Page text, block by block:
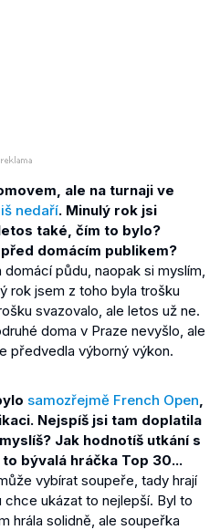
ale na turnaji ve
nedaří. Minulý rok jsi
také, čím to bylo?
domácím publikem?
půdu, naopak si myslím,
rok jsem z toho byla trošku
svazovalo, ale letos už ne.
doma v Praze nevyšlo, ale
předvedla výborný výkon.
samozřejmě French Open,
Nejspíš jsi tam doplatila
Jak hodnotíš utkání s
bývalá hráčka Top 30...
vybírat soupeře, tady hrají
ukázat to nejlepší. Byl to
hrála solidně, ale soupeřka